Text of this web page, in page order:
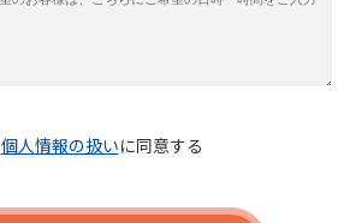
個人情報の扱いに同意する